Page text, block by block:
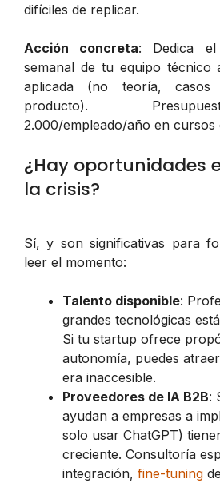
difíciles de replicar.
Acción concreta: Dedica
semanal de tu equipo
aplicada (no teoría,
producto).
2.000/empleado/año en cursos
¿Hay oportunidades
la crisis?
Sí, y son significativas para
leer el momento:
Talento disponible:
grandes tecnológicas
Si tu startup ofrece
autonomía, puedes
era inaccesible.
Proveedores de IA B2B:
ayudan a empresas a
solo usar ChatGPT)
creciente. Consultoría
integración, fine-tuning